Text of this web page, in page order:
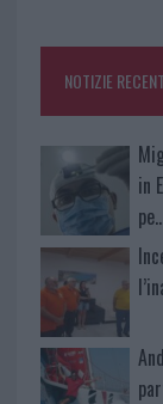
o
k
NOTIZIE
in